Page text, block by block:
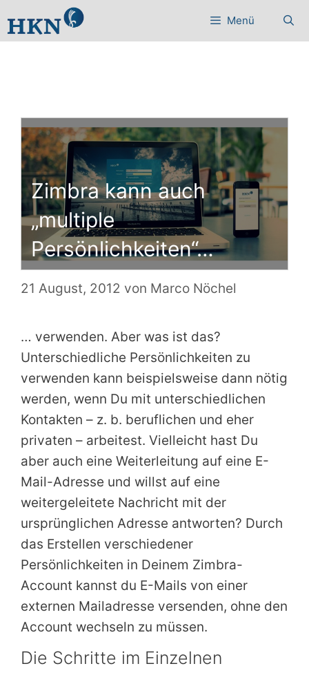
Inhalt
Menü
Zimbra kann auch
„multiple
Persönlichkeiten“…
21 August, 2012 von Marco Nöchel
… verwenden. Aber was ist das?
Unterschiedliche Persönlichkeiten zu
verwenden kann beispielsweise dann nötig
werden, wenn Du mit unterschiedlichen
Kontakten – z. b. beruflichen und eher
privaten – arbeitest. Vielleicht hast Du
aber auch eine Weiterleitung auf eine E-
Mail-Adresse und willst auf eine
weitergeleitete Nachricht mit der
ursprünglichen Adresse antworten? Durch
das Erstellen verschiedener
Persönlichkeiten in Deinem Zimbra-
Account kannst du E-Mails von einer
externen Mailadresse versenden, ohne den
Account wechseln zu müssen.
Die Schritte im Einzelnen